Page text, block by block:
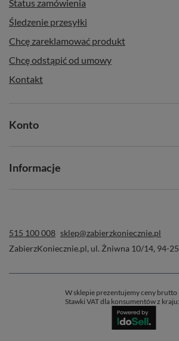
Status zamówienia
Śledzenie przesyłki
Chcę zareklamować produkt
Chcę odstąpić od umowy
Kontakt
Konto
Informacje
515 100 008 sklep@zabierzkoniecznie.pl
ZabierzKoniecznie.pl, ul. Żniwna 10/14, 94-
W sklepie prezentujemy ceny brutto
Stawki VAT dla konsumentów z kraju: